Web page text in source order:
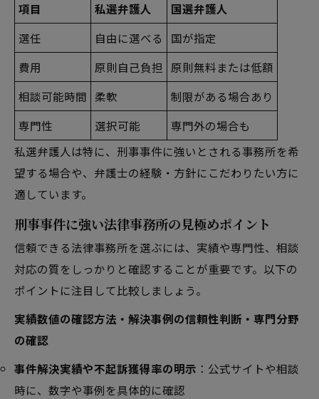
項目 私選弁護人
国選弁護人
選任
自由に選べる
国が指定
費用
原則自己負担 原則無料または低額
相談可能時間 柔軟
制限がある場合あり
専門性
選択可能
専門外の場合も
私選弁護人は特に、刑事事件に強いとされる事務所を希
望する場合や、弁護士の経験・方針にこだわりたい方に
適しています。
刑事事件に強い法律事務所の見極めポイント
信頼できる法律事務所を選ぶには、実績や専門性、相談
対応の質をしっかりと確認することが重要です。以下の
ポイントに注目して比較しましょう。
実績数値の確認方法・解決事例の信頼性判断・専門分野
の確認
事件解決実績や不起訴獲得率の明示 ：公式サイトや相談
時に、数字や事例を具体的に確認